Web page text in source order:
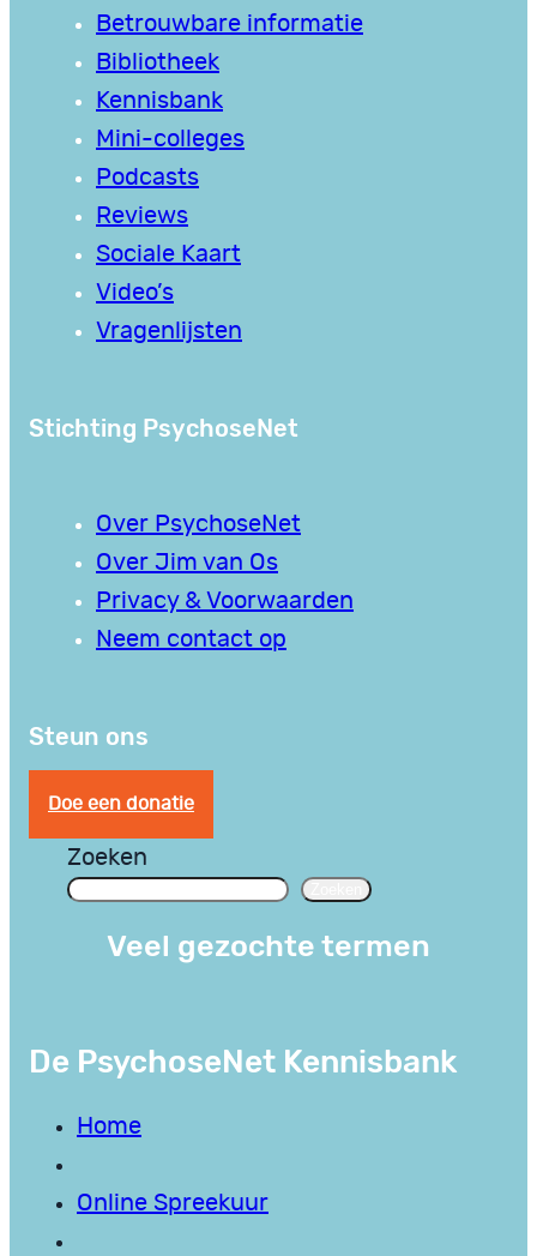
Betrouwbare informatie
Bibliotheek
Kennisbank
Mini-colleges
Podcasts
Reviews
Sociale Kaart
Video’s
Vragenlijsten
Stichting PsychoseNet
Over PsychoseNet
Over Jim van Os
Privacy & Voorwaarden
Neem contact op
Steun ons
Doe een donatie
Zoeken
Veel gezochte termen
De PsychoseNet Kennisbank
Home
Online Spreekuur